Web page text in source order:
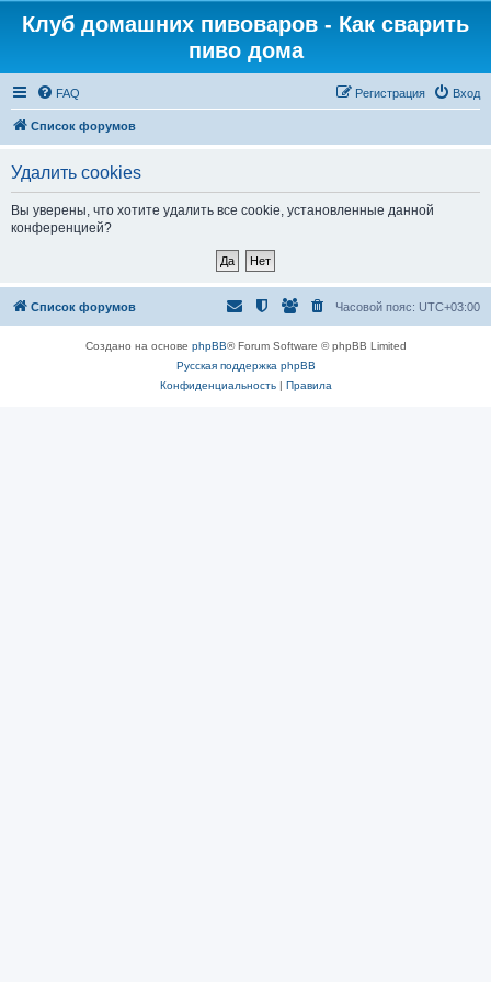
Клуб домашних пивоваров - Как cварить
пиво дома
FAQ Вход
Регистрация
Список форумов
Удалить cookies
Вы уверены, что хотите удалить все cookie, установленные данной
конференцией?
Список форумов Часовой пояс: UTC+03:00
Создано на основе phpBB® Forum Software © phpBB Limited
Русская поддержка phpBB
Конфиденциальность| Правила